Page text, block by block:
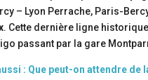
– Lyon Perrache, Paris-
. Cette dernière ligne
passant par la gare
: Que peut-on attendre de